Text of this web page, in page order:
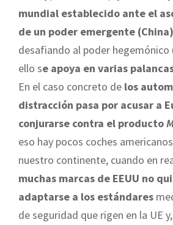
mundial establecido ante el
de un poder emergente (China)
desafiando al poder hegemónico
ello se apoya en varias
En el caso concreto de los
distracción pasa por acusar a
conjurarse contra el producto
eso hay pocos coches
nuestro continente, cuando en
muchas marcas de EEUU no
adaptarse a los estándares
de seguridad que rigen en la UE